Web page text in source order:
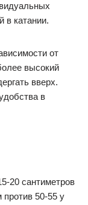
в катании.
от
высокий
вверх.
в
20 сантиметров
50-55 у